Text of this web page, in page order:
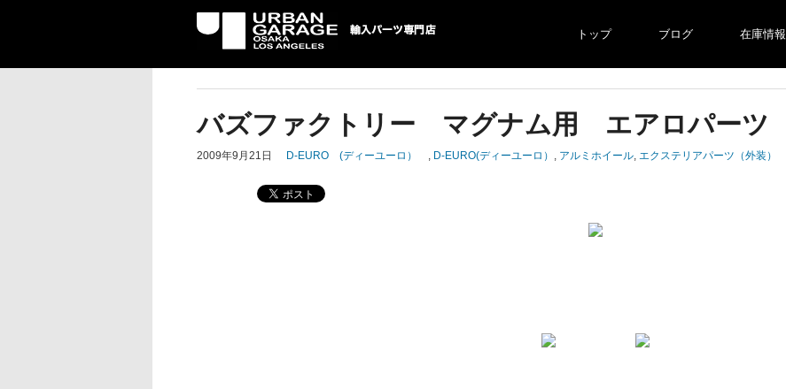
トップ ブログ 在庫情報
バズファクトリー マグナム用 エアロパーツ
2009年9月21日 D-EURO (ディーユーロ） , D-EURO(ディーユーロ） , アルミホイール, エクステリアパーツ（外装）